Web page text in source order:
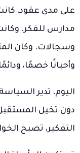
على مدى عقود،
مدارس للفكر.
وسجالات. وكان
وأحيانًا خصمًا،
اليوم، تدير
دون تخيل
التفكير، تصبح